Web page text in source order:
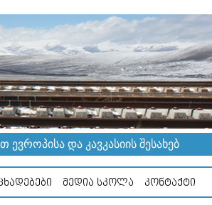
ᲓᲐ ᲙᲐᲕᲙᲐᲡᲘᲘᲡ ᲨᲔᲡᲐᲮᲔᲑ
ᲛᲔᲓᲘᲐ ᲡᲙᲝᲚᲐ ᲙᲝᲜᲢᲐᲥᲢᲘ